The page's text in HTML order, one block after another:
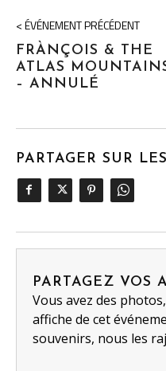
< ÉVÉNEMENT PRÉCÉDENT
FRÀNÇOIS & THE
ATLAS
– ANNULÉ
PARTAGER SUR
PARTAGEZ VOS
Vous avez des
affiche de cet
souvenirs, nous les